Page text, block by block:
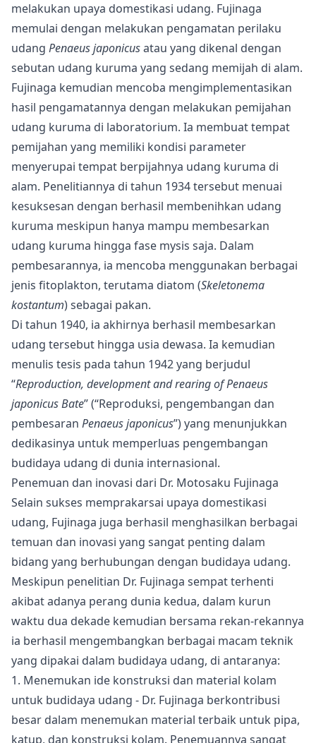
melakukan upaya domestikasi udang. Fujinaga
memulai dengan melakukan pengamatan perilaku
udang Penaeus japonicusatau yang dikenal dengan
sebutan udang kuruma yang sedang memijah di alam.
Fujinaga kemudian mencoba mengimplementasikan
hasil pengamatannya dengan melakukan pemijahan
udang kuruma di laboratorium. Ia membuat tempat
pemijahan yang memiliki kondisi parameter
menyerupai tempat berpijahnya udang kuruma di
alam. Penelitiannya di tahun 1934 tersebut menuai
kesuksesan dengan berhasil membenihkan udang
kuruma meskipun hanya mampu membesarkan
udang kuruma hingga fase mysis saja. Dalam
pembesarannya, ia mencoba menggunakan berbagai
jenis fitoplakton, terutama diatom (Skeletonema
kostantum) sebagai pakan.
Di tahun 1940, ia akhirnya berhasil membesarkan
udang tersebut hingga usia dewasa. Ia kemudian
menulis tesis pada tahun 1942 yang berjudul
“Reproduction, development and rearing of Penaeus
japonicus Bate” (“Reproduksi, pengembangan dan
pembesaran Penaeus japonicus”) yang menunjukkan
dedikasinya untuk memperluas pengembangan
budidaya udang di dunia internasional.
Penemuan dan inovasi dari Dr. Motosaku Fujinaga
Selain sukses memprakarsai upaya domestikasi
udang, Fujinaga juga berhasil menghasilkan berbagai
temuan dan inovasi yang sangat penting dalam
bidang yang berhubungan dengan budidaya udang.
Meskipun penelitian Dr. Fujinaga sempat terhenti
akibat adanya perang dunia kedua, dalam kurun
waktu dua dekade kemudian bersama rekan-rekannya
ia berhasil mengembangkan berbagai macam teknik
yang dipakai dalam budidaya udang, di antaranya:
1. Menemukan ide konstruksi dan material kolam
untuk budidaya udang - Dr. Fujinaga berkontribusi
besar dalam menemukan material terbaik untuk pipa,
katup, dan konstruksi kolam. Penemuannya sangat